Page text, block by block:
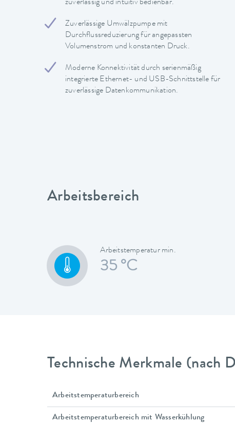
zuverlässig und intuitiv bedienbar.
Zuverlässige Umwälzpumpe mit
Durchflussreduzierung für angepassten
Volumenstrom und konstanten Druck.
Moderne Konnektivität durch serienmäßig
integrierte Ethernet- und USB-Schnittstelle für
zuverlässige Datenkommunikation.
Arbeitsbereich
Arbeitstemperatur min.
35 °C
Technische Merkmale (nach
Arbeitstemperaturbereich
Arbeitstemperaturbereich mit Wasserkühlung